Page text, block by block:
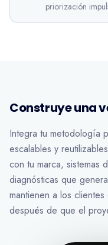
priorización
Construye una
Integra tu metodología
escalables y
con tu marca, sistemas
diagnósticas que
mantienen a los
después de que el